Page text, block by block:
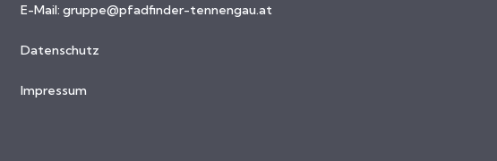
E-Mail: gruppe@pfadfinder-tennengau.at
Datenschutz
Impressum